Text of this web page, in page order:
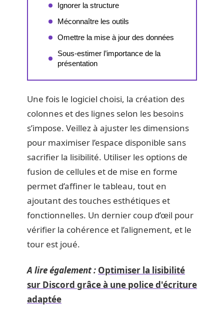
Ignorer la structure
Méconnaître les outils
Omettre la mise à jour des données
Sous-estimer l’importance de la
présentation
Une fois le logiciel choisi, la création des
colonnes et des lignes selon les besoins
s’impose. Veillez à ajuster les dimensions
pour maximiser l’espace disponible sans
sacrifier la lisibilité. Utiliser les options de
fusion de cellules et de mise en forme
permet d’affiner le tableau, tout en
ajoutant des touches esthétiques et
fonctionnelles. Un dernier coup d’œil pour
vérifier la cohérence et l’alignement, et le
tour est joué.
A lire également : Optimiser la lisibilité
sur Discord grâce à une police d'écriture
adaptée